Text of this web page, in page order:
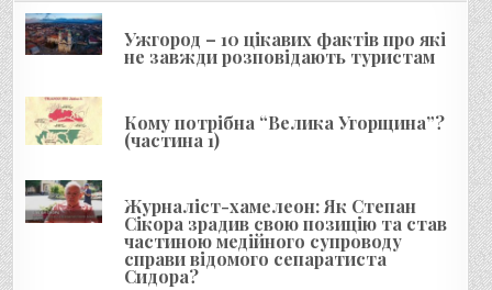
я
з
а
п
и
с
і
в
Ужгород – 10 цікавих фактів про які
не завжди розповідають туристам
Кому потрібна “Велика Угорщина”?
(частина 1)
Журналіст-хамелеон: Як Степан
Сікора зрадив свою позицію та став
частиною медійного супроводу
справи відомого сепаратиста
Сидора?